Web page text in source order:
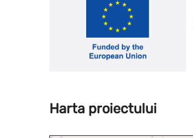
Harta proiectului